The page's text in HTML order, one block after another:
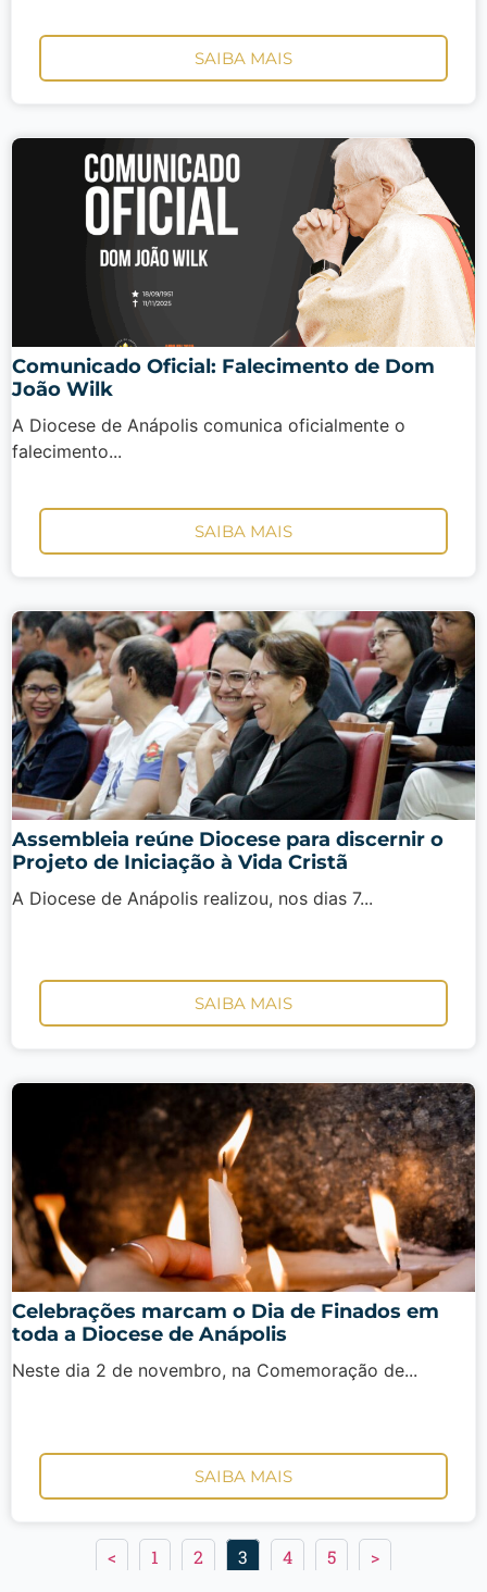
SAIBA MAIS
Comunicado Oficial: Falecimento de Dom
João Wilk
A Diocese de Anápolis comunica oficialmente o
falecimento...
SAIBA MAIS
Assembleia reúne Diocese para discernir o
Projeto de Iniciação à Vida Cristã
A Diocese de Anápolis realizou, nos dias 7...
SAIBA MAIS
Celebrações marcam o Dia de Finados em
toda a Diocese de Anápolis
Neste dia 2 de novembro, na Comemoração de...
SAIBA MAIS
< 1 2 3 4 5 >